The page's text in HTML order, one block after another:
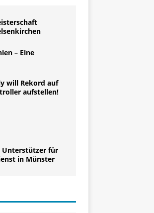
– Eine
will Rekord auf
aufstellen!
für
in Münster